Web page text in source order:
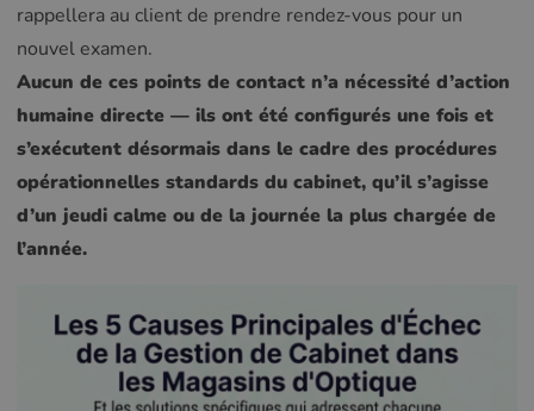
rappellera au client de prendre rendez-vous pour un
nouvel examen.
Aucun de ces points de contact n’a nécessité d’action
humaine directe — ils ont été configurés une fois et
s’exécutent désormais dans le cadre des procédures
opérationnelles standards du cabinet, qu’il s’agisse
d’un jeudi calme ou de la journée la plus chargée de
l’année.